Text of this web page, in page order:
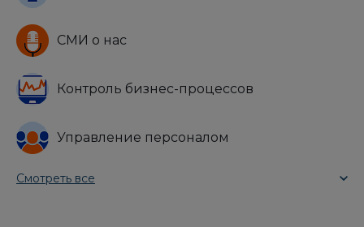
СМИ о нас
Контроль бизнес-процессов
Управление персоналом
Смотреть все